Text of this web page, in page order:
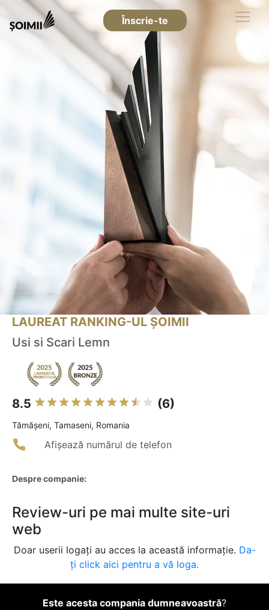
Înscrie-te
LAUREAT RANKING-UL ȘOIMII
Usi si Scari Lemn
8.5 (6)
Tămăşeni, Tamaseni, Romania
Afișează numărul de telefon
Despre companie:
Review-uri pe mai multe site-uri
web
Doar userii logați au acces la această informație. Da-
ți click aici pentru a vă loga.
Este acesta compania dumneavoastră?